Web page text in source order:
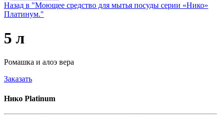
Назад в "Моющее средство для мытья посуды серии «Нико»
Платинум."
5 л
Ромашка и алоэ вера
Заказать
Нико Platinum